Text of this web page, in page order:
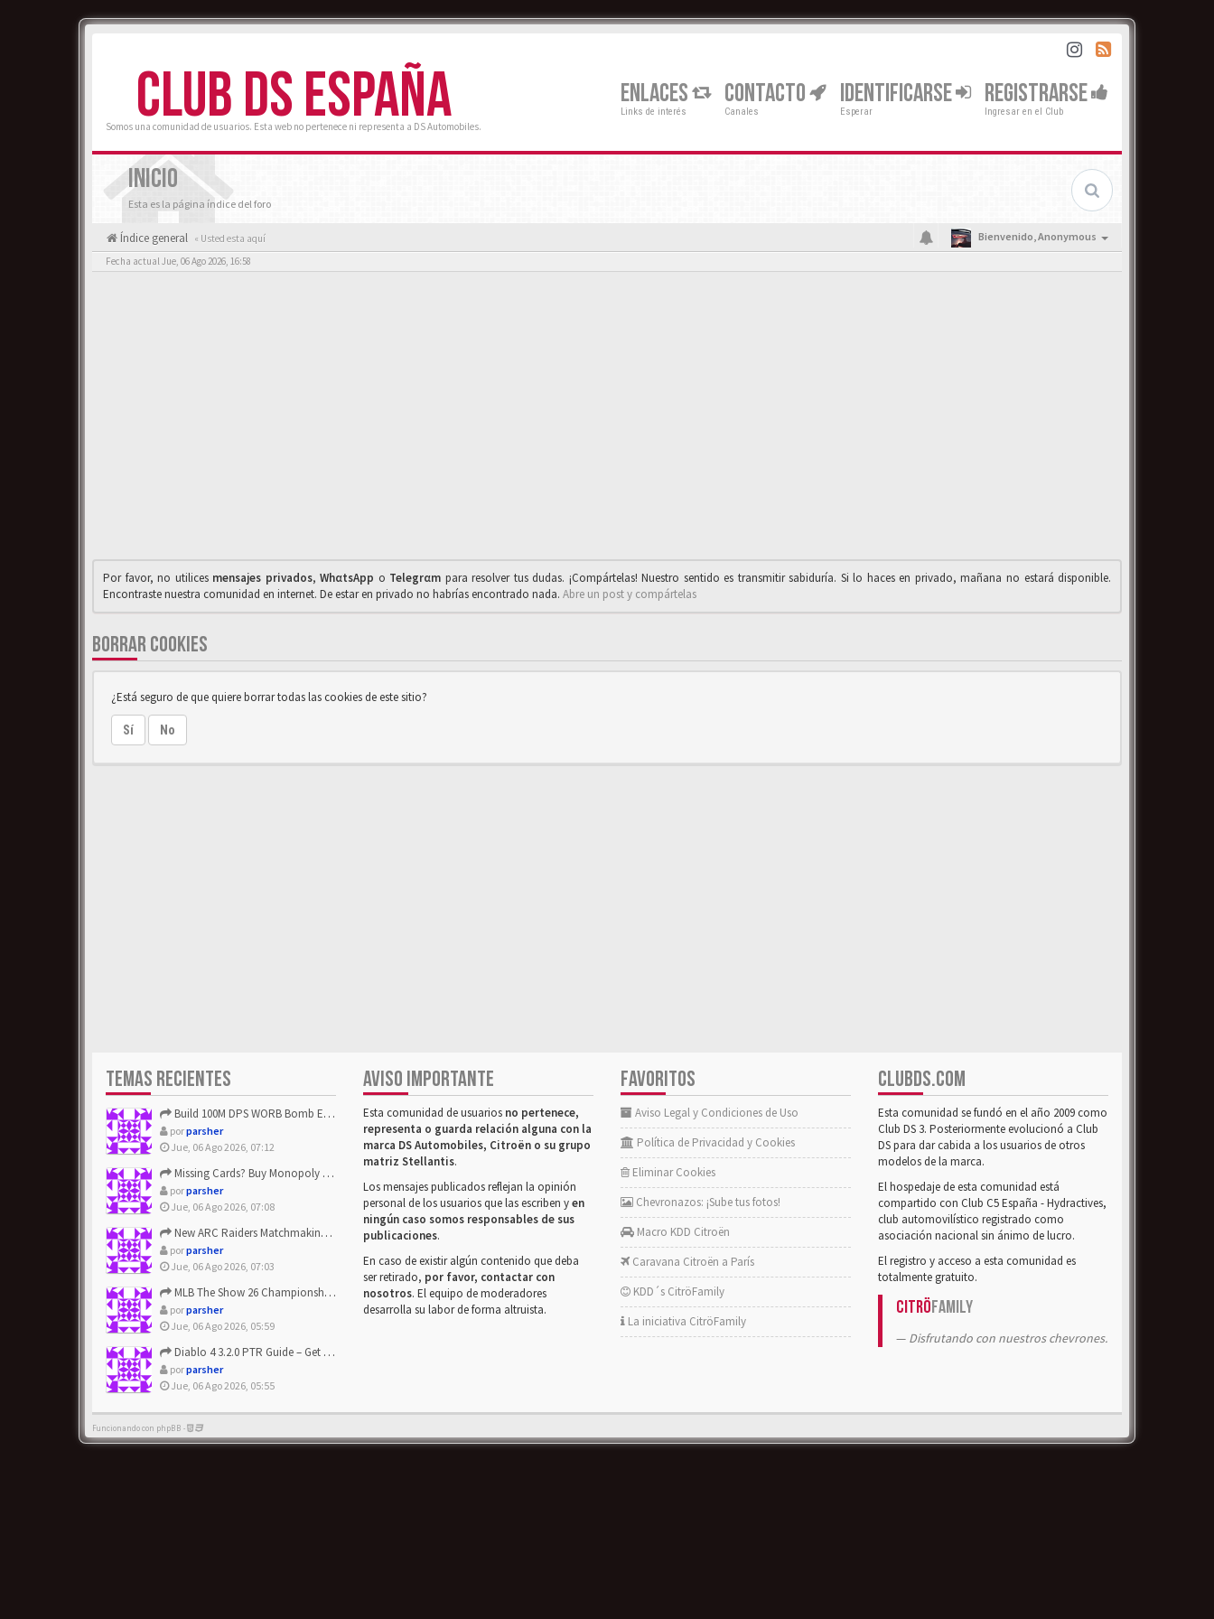
CLUB DS ESPAÑA
Somos una comunidad de usuarios. Esta web no pertenece ni representa a DS Automobiles.
ENLACES
Links de interés
CONTACTO
Canales
IDENTIFICARSE
Esperar
REGISTRARSE
Ingresar en el Club
INICIO
Esta es la página índice del foro
Índice general « Usted esta aquí Bienvenido,Anonymous
Fecha actual Jue, 06 Ago 2026, 16:58
Por favor, no utilices mensajes privados,WhαtsApp o Telegrαm para resolver tus dudas. ¡Compártelas! Nuestro sentido es transmitir sabiduría. Si lo haces en privado, mañana no estará disponible.
Encontraste nuestra comunidad en internet. De estar en privado no habrías encontrado nada. Abre un post y compártelas
BORRAR COOKIES
¿Está seguro de que quiere borrar todas las cookies de este sitio?
Sí No
TEMAS RECIENTES
Build 100M DPS WORB Bomb Elementalist Fast - Grab POE Curren...
porparsher
Jue, 06 Ago 2026, 07:12
Missing Cards? Buy Monopoly Go Happy Harvest with Looney Tun...
porparsher
Jue, 06 Ago 2026, 07:08
New ARC Raiders Matchmaking Update: Stop Failed - Grab Bluep...
porparsher
Jue, 06 Ago 2026, 07:03
MLB The Show 26 Championship Series Update! Get Cheap & ...
porparsher
Jue, 06 Ago 2026, 05:59
Diablo 4 3.2.0 PTR Guide – Get 8% Off Items Quickly to Test ...
porparsher
Jue, 06 Ago 2026, 05:55
AVISO IMPORTANTE
Esta comunidad de usuarios no pertenece,
representa o guarda relación alguna con la
marca DS Automobiles, Citroën o su grupo
matriz Stellantis.
Los mensajes publicados reflejan la opinión
personal de los usuarios que las escriben yen
ningún caso somos responsables de sus
publicaciones.
En caso de existir algún contenido que deba
ser retirado, por favor, contactar con
nosotros. El equipo de moderadores
desarrolla su labor de forma altruista.
FAVORITOS
Aviso Legal y Condiciones de Uso
Política de Privacidad y Cookies
Eliminar Cookies
Chevronazos: ¡Sube tus fotos!
Macro KDD Citroën
Caravana Citroën a París
KDD´s CitröFamily
La iniciativa CitröFamily
CLUBDS.COM
Esta comunidad se fundó en el año 2009 como
Club DS 3. Posteriormente evolucionó a Club
DS para dar cabida a los usuarios de otros
modelos de la marca.
El hospedaje de esta comunidad está
compartido con Club C5 España - Hydractives,
club automovilístico registrado como
asociación nacional sin ánimo de lucro.
El registro y acceso a esta comunidad es
totalmente gratuito.
CitröFamily
Disfrutando con nuestros chevrones.
Funcionando con phpBB -